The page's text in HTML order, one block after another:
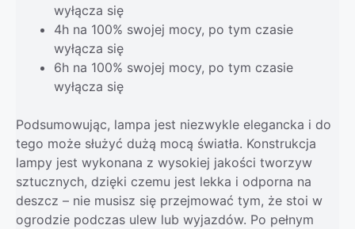
wyłącza się
4h na 100% swojej mocy, po tym czasie
wyłącza się
6h na 100% swojej mocy, po tym czasie
wyłącza się
Podsumowując, lampa jest niezwykle elegancka i do
tego może służyć dużą mocą światła. Konstrukcja
lampy jest wykonana z wysokiej jakości tworzyw
sztucznych, dzięki czemu jest lekka i odporna na
deszcz – nie musisz się przejmować tym, że stoi w
ogrodzie podczas ulew lub wyjazdów. Po pełnym